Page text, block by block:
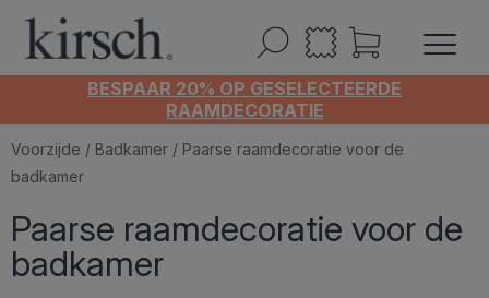
BESPAAR 20% OP GESELECTEERDE
RAAMDECORATIE
Voorzijde / Badkamer / Paarse raamdecoratie voor de
badkamer
Paarse raamdecoratie voor de
badkamer